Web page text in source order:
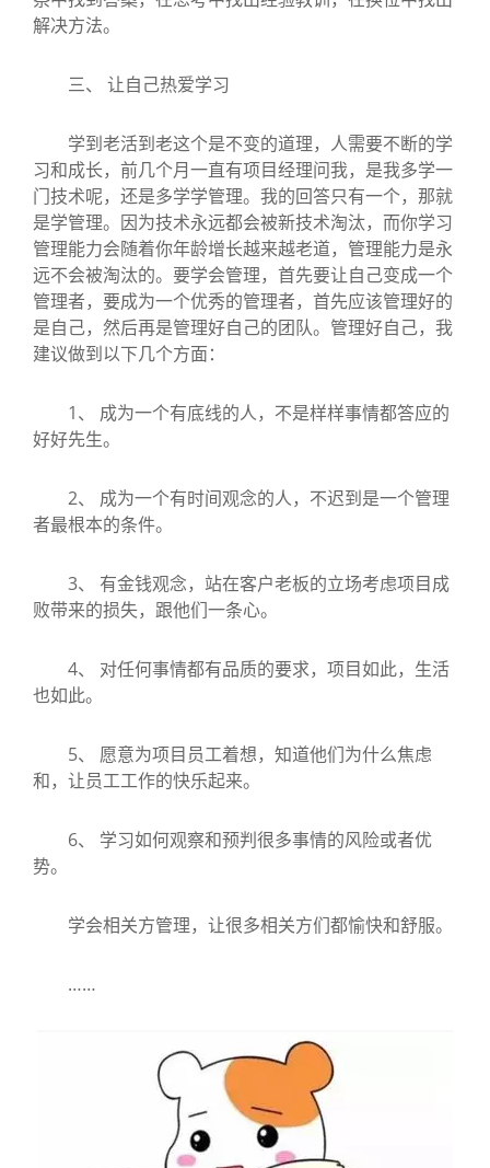
解决方法。
三、 让自己热爱学习
学到老活到老这个是不变的道理，人需要不断的学
习和成长，前几个月一直有项目经理问我，是我多学一
门技术呢，还是多学学管理。我的回答只有一个，那就
是学管理。因为技术永远都会被新技术淘汰，而你学习
管理能力会随着你年龄增长越来越老道，管理能力是永
远不会被淘汰的。要学会管理，首先要让自己变成一个
管理者，要成为一个优秀的管理者，首先应该管理好的
是自己，然后再是管理好自己的团队。管理好自己，我
建议做到以下几个方面：
1、 成为一个有底线的人，不是样样事情都答应的
好好先生。
2、 成为一个有时间观念的人，不迟到是一个管理
者最根本的条件。
3、 有金钱观念，站在客户老板的立场考虑项目成
败带来的损失，跟他们一条心。
4、 对任何事情都有品质的要求，项目如此，生活
也如此。
5、 愿意为项目员工着想，知道他们为什么焦虑
和，让员工工作的快乐起来。
6、 学习如何观察和预判很多事情的风险或者优
势。
学会相关方管理，让很多相关方们都愉快和舒服。
……